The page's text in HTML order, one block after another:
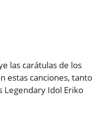
las carátulas de los
estas canciones, tanto
Legendary Idol Eriko